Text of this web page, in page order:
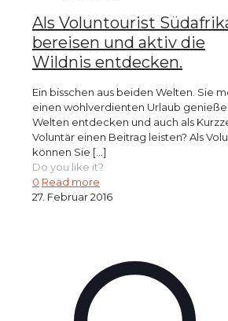
Als Voluntourist
bereisen und aktiv die
Wildnis entdecken.
Ein bisschen aus beiden Welten. Sie
einen wohlverdienten Urlaub
Welten entdecken und auch als
Voluntär einen Beitrag leisten? Als
können Sie […]
Do you like it?
0 Read more
27. Februar 2016